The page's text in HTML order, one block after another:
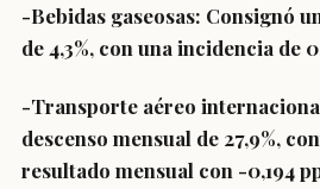
-Bebidas gaseosas: Consignó
de 4,3%, con una incidencia de
-Transporte aéreo
descenso mensual de 27,9%,
resultado mensual con -0,194